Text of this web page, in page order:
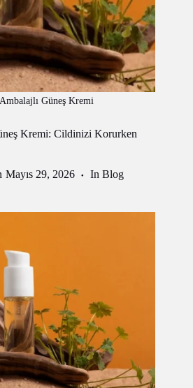
Güneş Kremi
Kremi: Cildinizi Korurken
Mayıs 29, 2026 In Blog